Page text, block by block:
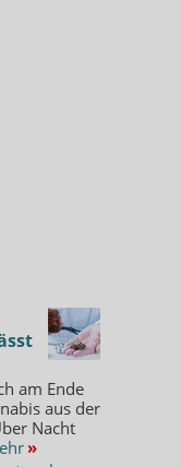
am Ende
aus der
Nacht
»